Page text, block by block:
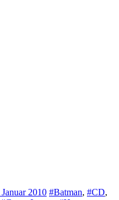
Januar 2010 #Batman, #CD,